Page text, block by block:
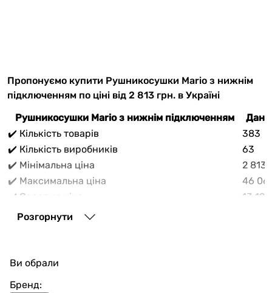
Пропонуємо купити Рушникосушки Mario з нижнім
підключенням по ціні від 2 813 грн. в Україні
Рушникосушки Mario з нижнім підключенням
Дані
✔️ Кількість товарів
383
✔️ Кількість виробників
63
✔️ Мінімальна ціна
2 813
✔️ Максимальна ціна
46
✔️ Середня ціна
13
В прайс-каталозі vencon.ua Рушникосушки Mario з
доступні різноманітні способи оплати, покупка в
кредит та багато акцій та знажок для кожного
Розгорнути
Ви обрали
Бренд: